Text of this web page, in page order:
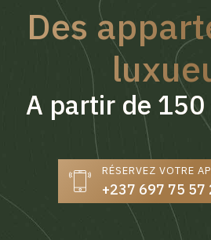
Des
A partir de 150
RÉSERVEZ VOTRE
+237 697 75 57